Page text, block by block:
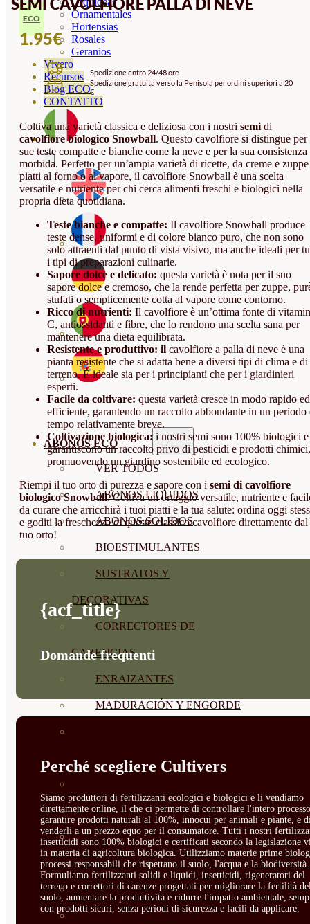
Ornamentales
Hortensias
Rosales
Geranios
Vivero
Recursos
Blog ECO
CONTATTO
ABONOS ECO
VER TODOS
ABONOS LÍQUIDOS
ABONOS SOLIDOS
BIOESTIMULANTES
SUSTRATOS Y
DECORATIVAS
CORRECTORES DE
CARENCIAS
ENRAIZANTES
MADURACIÓN Y ENGORDE
SUELO
MATERIAS PRIMAS
PROTECCIÓN CULTIVOS Y
PLANTAS
PLANTAS INTERIOR
GROWPUNCH
ECO
1.95€
Spedizione entro 24/48 ore
Spedizione gratuita verso la Penisola per ordini superiori a 20
€
Coltiva una varietà classica e deliziosa con i nostri semi di
cavolfiore biologico Snowball. Questo cavolfiore si distingue per
sue teste compatte e bianche come la neve e per la sua consistenza
morbida. Perfetto per un’ampia varietà di ricette, da creme e
piatti al forno o al vapore, il cavolfiore Snowball è una scelta
versatile e nutriente per chi cerca alimenti freschi e biologici nella
propria dieta quotidiana.
Teste bianche e compatte: Il cavolfiore Snowball produce
teste dense, uniformi e di colore bianco puro, che non sono
solo attraenti dal punto di vista visivo, ma anche ideali per
i tipi di preparazioni culinarie.
Sapore dolce e delicato: questa varietà è nota per il suo
sapore dolce e cremoso, che la rende perfetta per zuppe,
stufati o semplicemente cotta al vapore come contorno.
Ricco di nutrienti: Il cavolfiore è un’ottima fonte di
C, antiossidanti e fibre, che lo rendono una scelta sana per
mantenere una dieta equilibrata.
Resistente e produttivo: il cavolfiore a palla di neve è una
pianta resistente che si adatta bene a diversi tipi di clima e di
terreno. È ideale sia per i principianti che per i giardinieri
esperti.
Facile da coltivare: questa varietà cresce in modo rapido ed
efficiente, garantendo un raccolto abbondante in un periodo
tempo relativamente breve.
Coltivazione biologica: i nostri semi sono 100% biologici e
garantiscono un raccolto privo di pesticidi e prodotti chimici,
promuovendo un giardino sostenibile ed ecologico.
Riempi il tuo orto di purezza e sapore con i semi di cavolfiore
biologico Snowball. Coltiva un ortaggio versatile, nutriente e
da curare che arricchirà i tuoi piatti e la tua salute: ordina oggi
e goditi la freschezza di questo classico cavolfiore direttamente dal
tuo orto!
{acf_title}
Domande frequenti
Perché scegliere Cultivers
Siamo produttori di fertilizzanti ecologici e biologici e li vendiamo
direttamente online, il che ci permette di controllare l'intero
garantire prodotti naturali al 100%, innocui per animali e piante, e
venderli a un prezzo equo per il consumatore. Tutti i nostri
insetticidi sono 100% biologici e certificati secondo la legislazione
in materia di agricoltura biologica. Utilizziamo materie prime
processi responsabili che rispettano il suolo, l'acqua e la biodiversità.
Formuliamo fertilizzanti solidi e liquidi, insetticidi, rigeneratori del
terreno e correttori di carenze progettati per migliorare la fertilità
suolo, aumentare la produttività e ridurre l'impatto ambientale,
con prodotti sicuri, senza periodi di sicurezza e facili da applicare.